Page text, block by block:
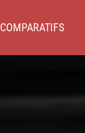
COMPARATIFS